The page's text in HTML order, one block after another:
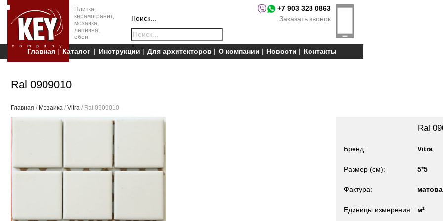
Плитка,
керамогранит,
мозаика,
лепнина,
обои
Поиск...
×
+7 903 328 0863
Заказать звонок
Главная Каталог Инструкции Для архитекторов О компании Новости Контакты
Ral 0909010
Главная / Мозаика / Vitra / Ral 0909010
Ral
Бренд Vitra
Размер (см) 5*5
Фактура
Единицы измерения м²